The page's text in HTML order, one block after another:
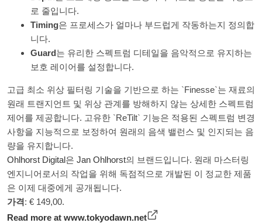
로 줄입니다.
Timing은 프로세스가 얼마나 부드럽게 작동하는지 정의합
니다.
Guard는 유리한 스펙트럼 디테일을 음악적으로 유지하는
보호 레이어를 설정합니다.
고급 최소 위상 필터링 기술을 기반으로 하는 `Finesse`는 재료의
원래 트랜지언트 및 위상 관계를 방해하지 않는 상세한 스펙트럼
제어를 제공합니다. 고유한 `ReTilt` 기능은 적용된 스펙트럼 변경
사항을 지능적으로 보정하여 원래의 음색 밸런스 및 인지되는 음
량을 유지합니다.
Ohlhorst Digital은 Jan Ohlhorst의 브랜드입니다. 원래 마스터링
엔지니어로서의 작업을 위해 독점적으로 개발된 이 정교한 제품
은 이제 대중에게 공개됩니다.
가격: € 149,00.
Read more at www.tokyodawn.net